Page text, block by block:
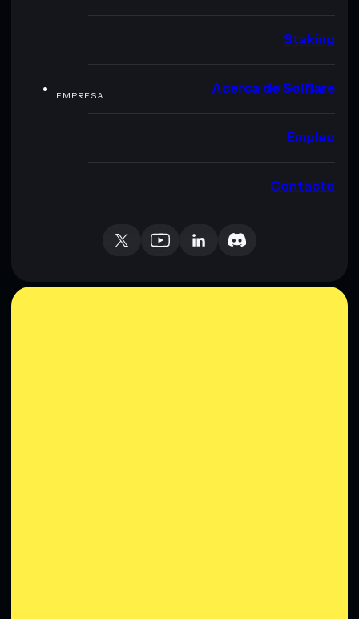
Staking
EMPRESA Acerca de Solflare
Empleo
Contacto